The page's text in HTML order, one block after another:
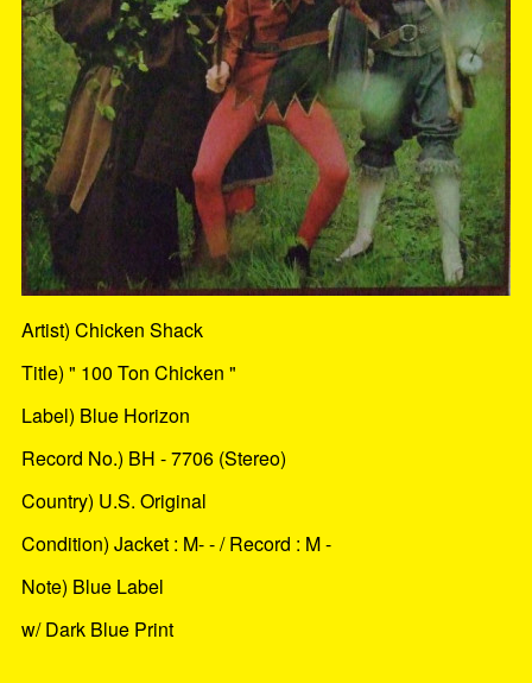
Artist) Chicken Shack
Title) " 100 Ton Chicken "
Label) Blue Horizon
Record No.) BH - 7706 (Stereo)
Country) U.S. Original
Condition) Jacket : M- - / Record : M -
Note) Blue Label
w/ Dark Blue Print